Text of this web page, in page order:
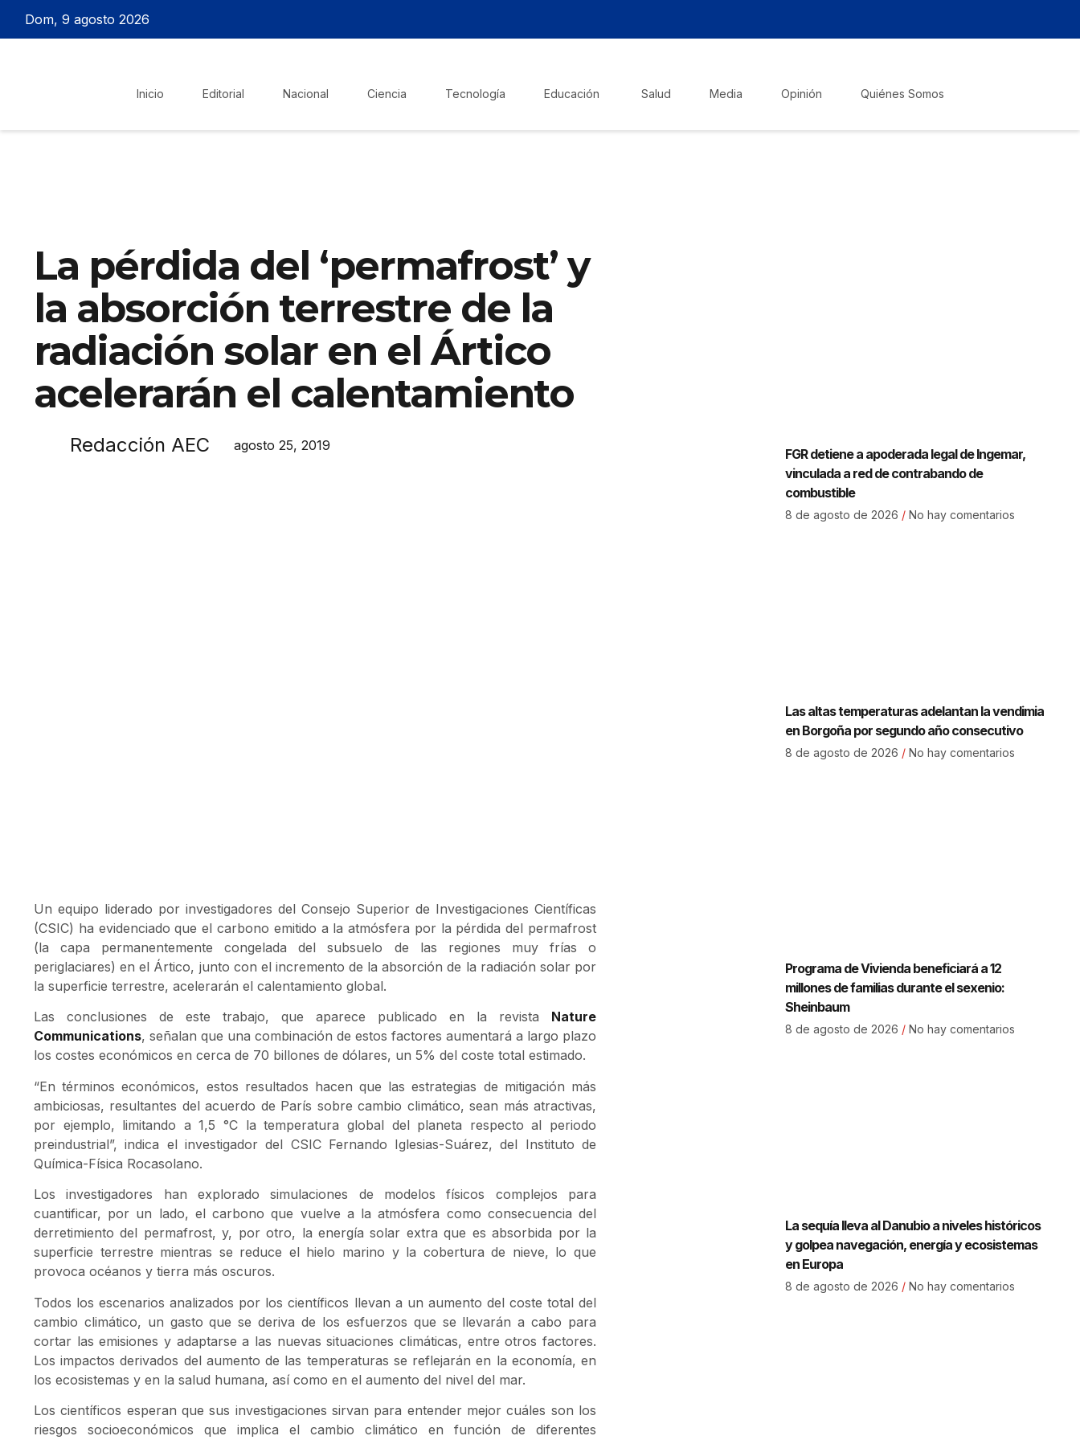
Dom, 9 agosto 2026
Inicio Editorial Nacional Ciencia Tecnología Educación Salud Media Opinión Quiénes Somos
La pérdida del ‘permafrost’ y
la absorción terrestre de la
radiación solar en el Ártico
acelerarán el calentamiento
Redacción AEC agosto 25, 2019
Un equipo liderado por investigadores del Consejo Superior de Investigaciones Científicas
(CSIC) ha evidenciado que el carbono emitido a la atmósfera por la pérdida del permafrost
(la capa permanentemente congelada del subsuelo de las regiones muy frías o
periglaciares) en el Ártico, junto con el incremento de la absorción de la radiación solar por
la superficie terrestre, acelerarán el calentamiento global.
Las conclusiones de este trabajo, que aparece publicado en la revista Nature
Communications, señalan que una combinación de estos factores aumentará a largo plazo
los costes económicos en cerca de 70 billones de dólares, un 5% del coste total estimado.
“En términos económicos, estos resultados hacen que las estrategias de mitigación más
ambiciosas, resultantes del acuerdo de París sobre cambio climático, sean más atractivas,
por ejemplo, limitando a 1,5 °C la temperatura global del planeta respecto al periodo
preindustrial”, indica el investigador del CSIC Fernando Iglesias-Suárez, del Instituto de
Química-Física Rocasolano.
Los investigadores han explorado simulaciones de modelos físicos complejos para
cuantificar, por un lado, el carbono que vuelve a la atmósfera como consecuencia del
derretimiento del permafrost, y, por otro, la energía solar extra que es absorbida por la
superficie terrestre mientras se reduce el hielo marino y la cobertura de nieve, lo que
provoca océanos y tierra más oscuros.
Todos los escenarios analizados por los científicos llevan a un aumento del coste total del
cambio climático, un gasto que se deriva de los esfuerzos que se llevarán a cabo para
cortar las emisiones y adaptarse a las nuevas situaciones climáticas, entre otros factores.
Los impactos derivados del aumento de las temperaturas se reflejarán en la economía, en
los ecosistemas y en la salud humana, así como en el aumento del nivel del mar.
Los científicos esperan que sus investigaciones sirvan para entender mejor cuáles son los
riesgos socioeconómicos que implica el cambio climático en función de diferentes
FGR detiene a apoderada legal de Ingemar,
vinculada a red de contrabando de
combustible
8 de agosto de 2026 No hay comentarios
Las altas temperaturas adelantan la vendimia
en Borgoña por segundo año consecutivo
8 de agosto de 2026 No hay comentarios
Programa de Vivienda beneficiará a 12
millones de familias durante el sexenio:
Sheinbaum
8 de agosto de 2026 No hay comentarios
La sequía lleva al Danubio a niveles históricos
y golpea navegación, energía y ecosistemas
en Europa
8 de agosto de 2026 No hay comentarios